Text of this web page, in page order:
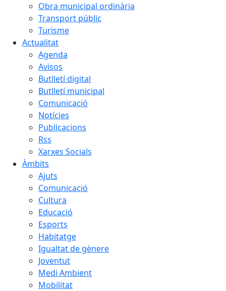
Obra municipal ordinària
Transport públic
Turisme
Actualitat
Agenda
Avisos
Butlletí digital
Butlletí municipal
Comunicació
Notícies
Publicacions
Rss
Xarxes Socials
Àmbits
Ajuts
Comunicació
Cultura
Educació
Esports
Habitatge
Igualtat de gènere
Joventut
Medi Ambient
Mobilitat